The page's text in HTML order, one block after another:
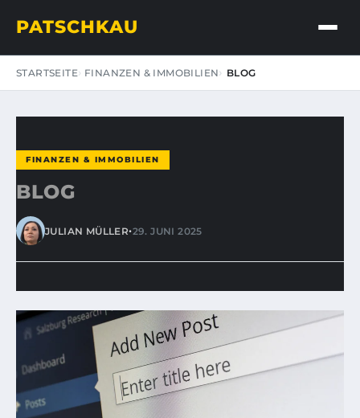
PATSCHKAU
STARTSEITE FINANZEN & IMMOBILIEN BLOG
FINANZEN & IMMOBILIEN
BLOG
JULIAN MÜLLER•29. JUNI 2025